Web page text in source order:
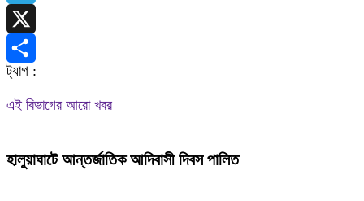
Telegram
X
Share
ট্যাগ :
এই বিভাগের আরো খবর
হালুয়াঘাটে আন্তর্জাতিক আদিবাসী দিবস পালিত